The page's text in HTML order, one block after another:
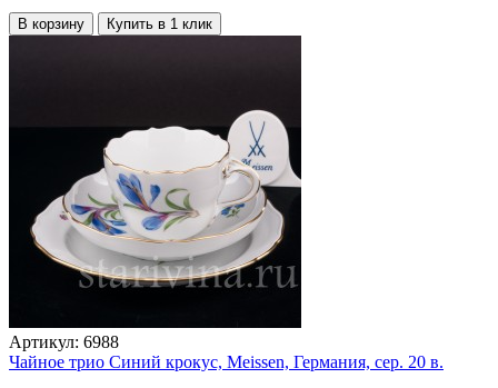
В корзину Купить в 1 клик
Артикул: 6988
Чайное трио Синий крокус, Meissen, Германия, сер. 20 в.